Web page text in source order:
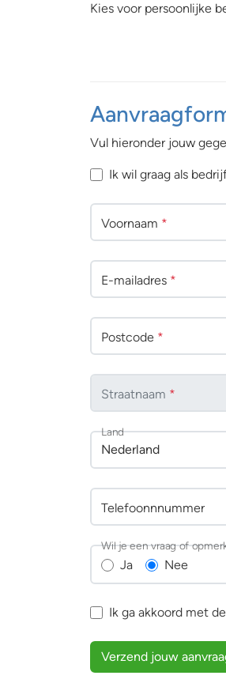
Kies voor persoonlijke
Vul hieronder jouw
Ik wil graag als
Voornaam *
E-mailadres *
Postcode *
Straatnaam *
Nederland
Land
Telefoonnnummer
Ja Nee
Wil je een vraag of
Ik ga akkoord met de
Verzend jouw